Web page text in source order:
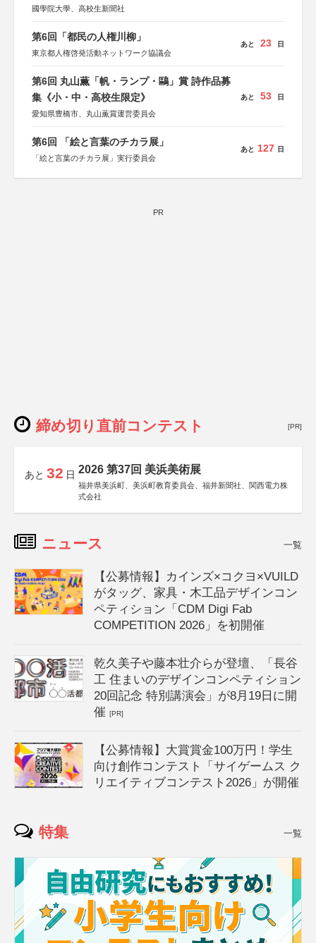
國學院大學、高校生新聞社
第6回「都民の人権川柳」
東京都人権啓発活動ネットワーク協議会
あと 23 日
第6回 丸山薫「帆・ランプ・鷗」賞 詩作品募
集《小・中・高校生限定》
愛知県豊橋市、丸山薫賞運営委員会
あと 53 日
第6回 「絵と言葉のチカラ展」
「絵と言葉のチカラ展」実行委員会
あと 127 日
PR
締め切り直前コンテスト [PR]
あと 32 日 2026 第37回 美浜美術展
福井県美浜町、美浜町教育委員会、福井新聞社、関西電力株
式会社
ニュース 一覧
【公募情報】カインズ×コクヨ×VUILD
がタッグ、家具・木工品デザインコン
ペティション「CDM Digi Fab
COMPETITION 2026」を初開催
乾久美子や藤本壮介らが登壇、「長谷
工 住まいのデザインコンペティション
20回記念 特別講演会」が8月19日に開
催[PR]
【公募情報】大賞賞金100万円！学生
向け創作コンテスト「サイゲームス ク
リエイティブコンテスト2026」が開催
特集 一覧